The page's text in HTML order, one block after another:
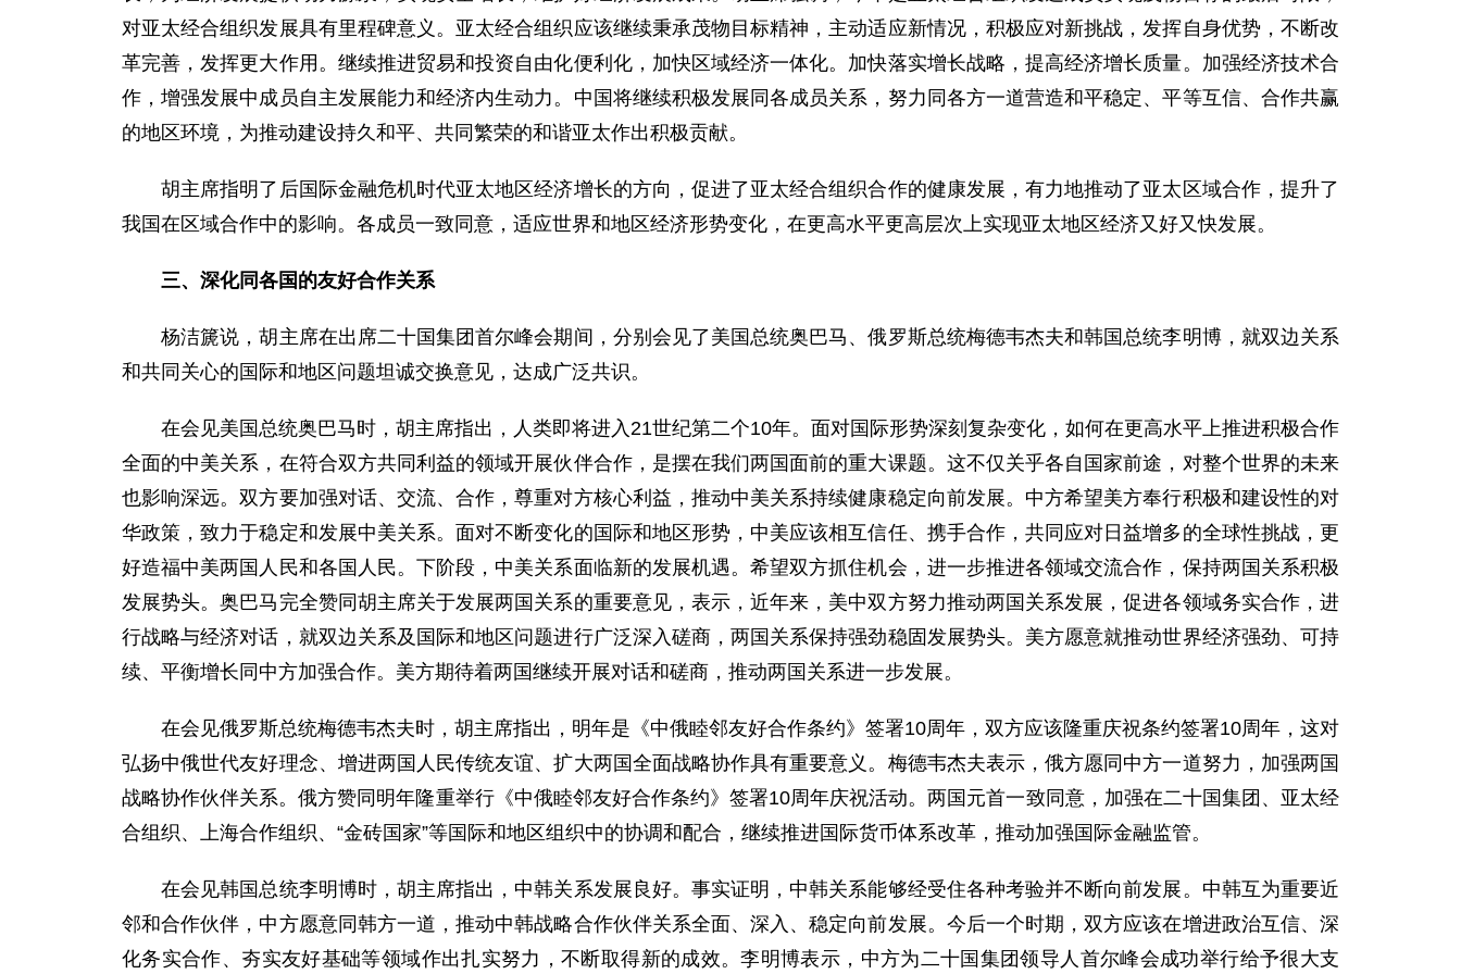
对亚太经合组织发展具有里程碑意义。亚太经合组织应该继续秉承茂物目标精神，主动适应新情况，积极应对新挑战，发挥自身优势，不断改
革完善，发挥更大作用。继续推进贸易和投资自由化便利化，加快区域经济一体化。加快落实增长战略，提高经济增长质量。加强经济技术合
作，增强发展中成员自主发展能力和经济内生动力。中国将继续积极发展同各成员关系，努力同各方一道营造和平稳定、平等互信、合作共赢
的地区环境，为推动建设持久和平、共同繁荣的和谐亚太作出积极贡献。
胡主席指明了后国际金融危机时代亚太地区经济增长的方向，促进了亚太经合组织合作的健康发展，有力地推动了亚太区域合作，提升了
我国在区域合作中的影响。各成员一致同意，适应世界和地区经济形势变化，在更高水平更高层次上实现亚太地区经济又好又快发展。
三、深化同各国的友好合作关系
杨洁篪说，胡主席在出席二十国集团首尔峰会期间，分别会见了美国总统奥巴马、俄罗斯总统梅德韦杰夫和韩国总统李明博，就双边关系
和共同关心的国际和地区问题坦诚交换意见，达成广泛共识。
在会见美国总统奥巴马时，胡主席指出，人类即将进入21世纪第二个10年。面对国际形势深刻复杂变化，如何在更高水平上推进积极合作
全面的中美关系，在符合双方共同利益的领域开展伙伴合作，是摆在我们两国面前的重大课题。这不仅关乎各自国家前途，对整个世界的未来
也影响深远。双方要加强对话、交流、合作，尊重对方核心利益，推动中美关系持续健康稳定向前发展。中方希望美方奉行积极和建设性的对
华政策，致力于稳定和发展中美关系。面对不断变化的国际和地区形势，中美应该相互信任、携手合作，共同应对日益增多的全球性挑战，更
好造福中美两国人民和各国人民。下阶段，中美关系面临新的发展机遇。希望双方抓住机会，进一步推进各领域交流合作，保持两国关系积极
发展势头。奥巴马完全赞同胡主席关于发展两国关系的重要意见，表示，近年来，美中双方努力推动两国关系发展，促进各领域务实合作，进
行战略与经济对话，就双边关系及国际和地区问题进行广泛深入磋商，两国关系保持强劲稳固发展势头。美方愿意就推动世界经济强劲、可持
续、平衡增长同中方加强合作。美方期待着两国继续开展对话和磋商，推动两国关系进一步发展。
在会见俄罗斯总统梅德韦杰夫时，胡主席指出，明年是《中俄睦邻友好合作条约》签署10周年，双方应该隆重庆祝条约签署10周年，这对
弘扬中俄世代友好理念、增进两国人民传统友谊、扩大两国全面战略协作具有重要意义。梅德韦杰夫表示，俄方愿同中方一道努力，加强两国
战略协作伙伴关系。俄方赞同明年隆重举行《中俄睦邻友好合作条约》签署10周年庆祝活动。两国元首一致同意，加强在二十国集团、亚太经
合组织、上海合作组织、“金砖国家”等国际和地区组织中的协调和配合，继续推进国际货币体系改革，推动加强国际金融监管。
在会见韩国总统李明博时，胡主席指出，中韩关系发展良好。事实证明，中韩关系能够经受住各种考验并不断向前发展。中韩互为重要近
邻和合作伙伴，中方愿意同韩方一道，推动中韩战略合作伙伴关系全面、深入、稳定向前发展。今后一个时期，双方应该在增进政治互信、深
化务实合作、夯实友好基础等领域作出扎实努力，不断取得新的成效。李明博表示，中方为二十国集团领导人首尔峰会成功举行给予很大支